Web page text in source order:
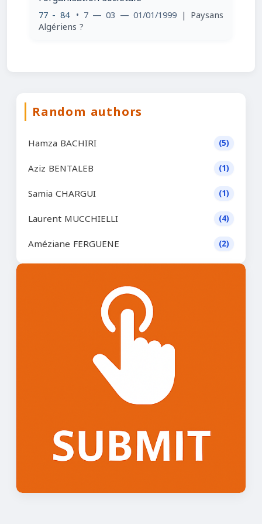
77 - 84 • 7 — 03 — 01/01/1999 | Paysans
Algériens ?
Random authors
Hamza BACHIRI (5)
Aziz BENTALEB (1)
Samia CHARGUI (1)
Laurent MUCCHIELLI (4)
Améziane FERGUENE (2)